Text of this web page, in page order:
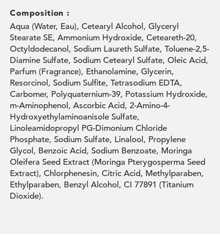
Composition :
Aqua (Water, Eau), Cetearyl Alcohol, Glyceryl
Stearate SE, Ammonium Hydroxide, Ceteareth-20,
Octyldodecanol, Sodium Laureth Sulfate, Toluene-2,5-
Diamine Sulfate, Sodium Cetearyl Sulfate, Oleic Acid,
Parfum (Fragrance), Ethanolamine, Glycerin,
Resorcinol, Sodium Sulfite, Tetrasodium EDTA,
Carbomer, Polyquaternium-39, Potassium Hydroxide,
m-Aminophenol, Ascorbic Acid, 2-Amino-4-
Hydroxyethylaminoanisole Sulfate,
Linoleamidopropyl PG-Dimonium Chloride
Phosphate, Sodium Sulfate, Linalool, Propylene
Glycol, Benzoic Acid, Sodium Benzoate, Moringa
Oleifera Seed Extract (Moringa Pterygosperma Seed
Extract), Chlorphenesin, Citric Acid, Methylparaben,
Ethylparaben, Benzyl Alcohol, CI 77891 (Titanium
Dioxide).